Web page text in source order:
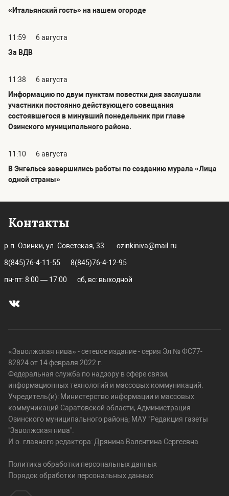
«Итальянский гость» на нашем огороде
11:59
6 августа
За ВДВ
11:38
6 августа
Информацию по двум пунктам повестки дня заслушали
участники постоянно действующего совещания
состоявшегося в минувший понедельник при главе
Озинского муниципального района.
11:10
6 августа
В Энгельсе завершились работы по созданию мурала «Лица
одной страны»
Контакты
р.п. Озинки, ул. Советская, 33. ozinkiniva@mail.ru
8(845)76-4-11-55 8(845)76-4-12-95
пн-пт: 8:00 — 17:00 сб, вс: выходной
«Заволжская нива» - сетевое издание - серия Эл № ФС77-
82824 от 14 февраля 2022 г.
Федеральная служба по надзору в сфере связи,
информационных технологий и массовых коммуникаций.
Учредитель(и): Министерство информации и массовых
коммуникаций Саратовской области; Администрация
Озинского муниципального района; МАУ "Редакция газеты
"Заволжская нива".
И.о. главного редактора: Дрянина Валентина Сергеевна
Политика обработки персональных данных
Порядок обработки персональных данных